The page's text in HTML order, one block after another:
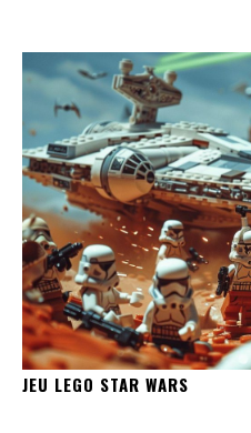
JEU LEGO STAR WARS